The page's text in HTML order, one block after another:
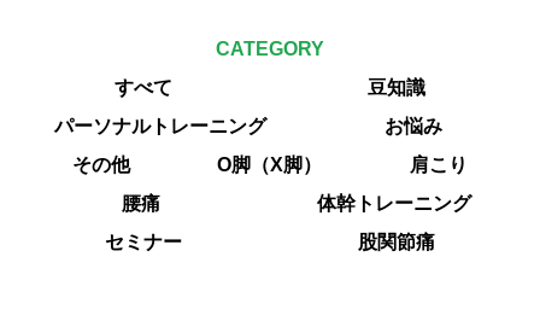
O脚専門
専門家やトレーナーの声
エクササイズ紹介
CATEGORY
すべて
豆知識
パーソナルトレーニング
お悩み
その他
O脚（X脚）
肩こり
腰痛
体幹トレーニング
セミナー
股関節痛